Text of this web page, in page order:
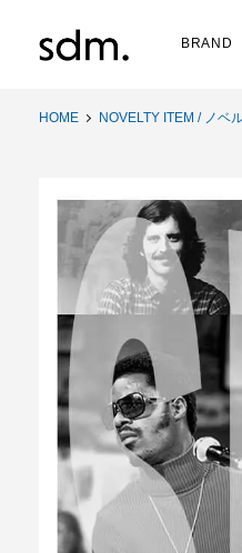
BRAND
HOME NOVELTY ITEM / ノベ